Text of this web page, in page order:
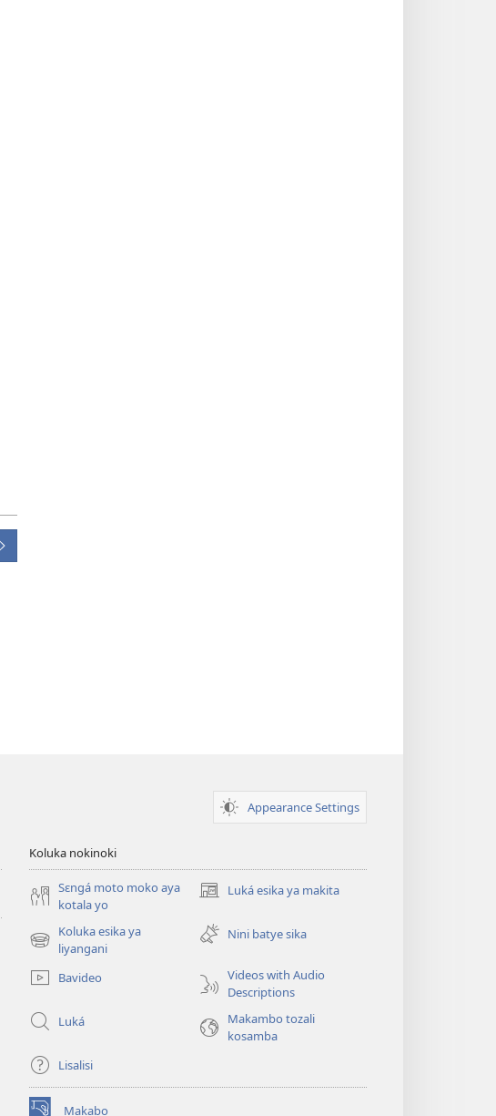
Appearance Settings
Koluka nokinoki
Sɛngá moto moko aya
kotala yo
Luká esika ya makita
(fungolá
mosusu)
Koluka esika ya
liyangani
(fungolá
mosusu)
Nini batye sika
Bavideo
Videos with Audio
Descriptions
Luká
Makambo tozali
kosamba
Lisalisi
Makabo